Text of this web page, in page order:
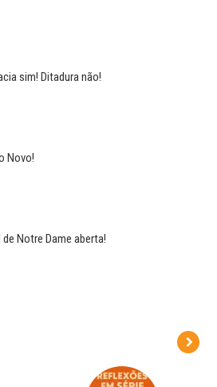
sim! Ditadura não!
Novo!
Notre Dame aberta!